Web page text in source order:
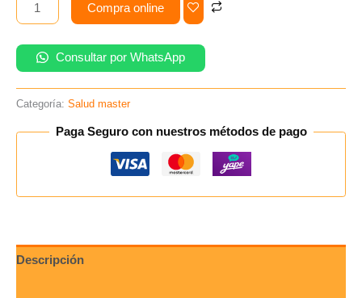
Compra online
Consultar por WhatsApp
Categoría: Salud master
Paga Seguro con nuestros métodos de pago
Descripción